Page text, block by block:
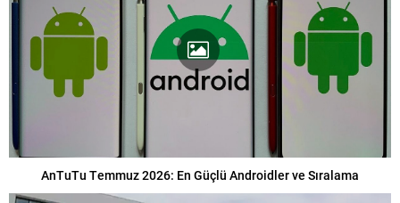
AnTuTu Temmuz 2026: En Güçlü Androidler ve Sıralama